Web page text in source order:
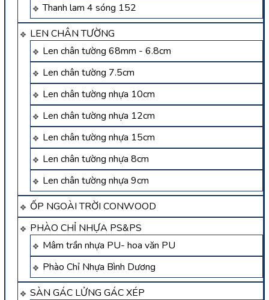
Thanh lam 4 sóng 152
LEN CHÂN TƯỜNG
Len chân tường 68mm - 6.8cm
Len chân tường 7.5cm
Len chân tường nhựa 10cm
Len chân tường nhựa 12cm
Len chân tường nhựa 15cm
Len chân tường nhựa 8cm
Len chân tường nhựa 9cm
ỐP NGOÀI TRỜI CONWOOD
PHÀO CHỈ NHỰA PS&PS
Mâm trần nhựa PU- hoa văn PU
Phào Chỉ Nhựa Bình Dương
SÀN GÁC LỬNG GÁC XÉP